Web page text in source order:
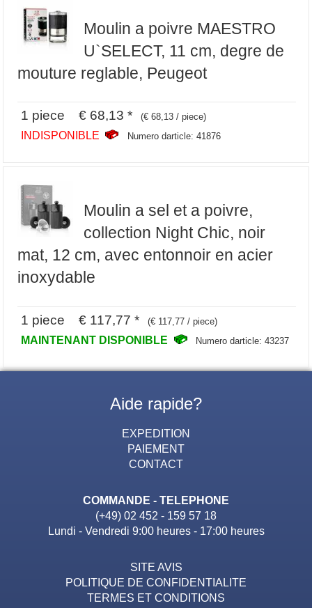
Moulin a poivre MAESTRO
U`SELECT, 11 cm, degre de
mouture reglable, Peugeot
1 piece € 68,13 * (€ 68,13 / piece)
INDISPONIBLE Numero darticle: 41876
Moulin a sel et a poivre,
collection Night Chic, noir
mat, 12 cm, avec entonnoir en acier
inoxydable
1 piece € 117,77 * (€ 117,77 / piece)
MAINTENANT DISPONIBLE Numero darticle: 43237
Aide rapide?
EXPEDITION
PAIEMENT
CONTACT
COMMANDE - TELEPHONE
(+49) 02 452 - 159 57 18
Lundi - Vendredi 9:00 heures - 17:00 heures
SITE AVIS
POLITIQUE DE CONFIDENTIALITE
TERMES ET CONDITIONS